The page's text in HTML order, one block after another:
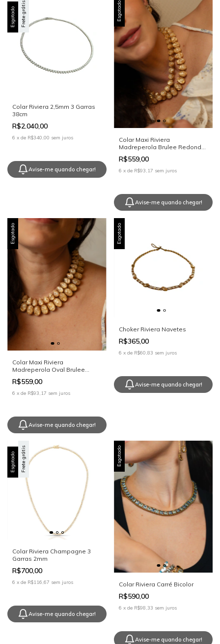
Esgotado Frete grátis
Colar Riviera 2,5mm 3 Garras
38cm
R$2.040,00
6 x de R$340,00 sem juros
Avise-me quando chegar!
Esgotado
Colar Maxi Riviera
Madreperola Brulee Redonda
12mm
R$559,00
6 x de R$93,17 sem juros
Avise-me quando chegar!
Esgotado
Colar Maxi Riviera
Madreperola Oval Brulee
13x18
R$559,00
6 x de R$93,17 sem juros
Avise-me quando chegar!
Esgotado
Choker Riviera Navetes
R$365,00
6 x de R$60,83 sem juros
Avise-me quando chegar!
Esgotado Frete grátis
Colar Riviera Champagne 3
Garras 2mm
R$700,00
6 x de R$116,67 sem juros
Avise-me quando chegar!
Esgotado
Colar Riviera Carré Bicolor
R$590,00
6 x de R$98,33 sem juros
Avise-me quando chegar!